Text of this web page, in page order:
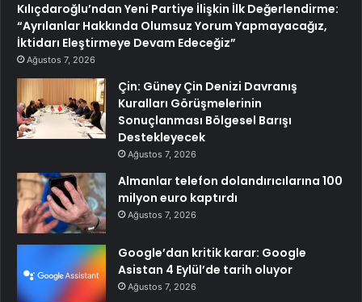
Kılıçdaroğlu’ndan Yeni Partiye İlişkin İlk Değerlendirme:
“Ayrılanlar Hakkında Olumsuz Yorum Yapmayacağız,
İktidarı Eleştirmeye Devam Edeceğiz”
Ağustos 7, 2026
Çin: Güney Çin Denizi Davranış
Kuralları Görüşmelerinin
Sonuçlanması Bölgesel Barışı
Destekleyecek
Ağustos 7, 2026
Almanlar telefon dolandırıcılarına 100
milyon euro kaptırdı
Ağustos 7, 2026
Google’dan kritik karar: Google
Asistan 4 Eylül’de tarih oluyor
Ağustos 7, 2026